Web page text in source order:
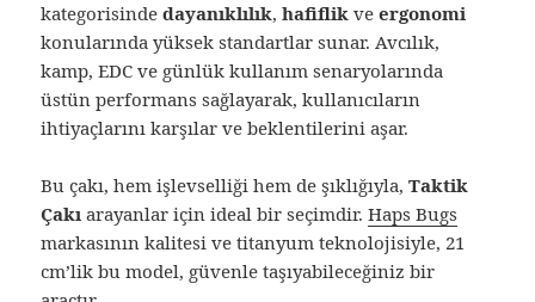
kategorisindedayanıklılık,hafiflik veergonomi
konularında yüksek standartlar sunar. Avcılık,
kamp, EDC ve günlük kullanım senaryolarında
üstün performans sağlayarak, kullanıcıların
ihtiyaçlarını karşılar ve beklentilerini aşar.
Bu çakı, hem işlevselliği hem de şıklığıyla,Taktik
Çakı arayanlar için ideal bir seçimdir.Haps Bugs
markasının kalitesi ve titanyum teknolojisiyle, 21
cm’lik bu model, güvenle taşıyabileceğiniz bir